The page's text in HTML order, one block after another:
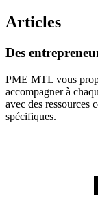
Articles
Des
PME MTL vous
accompagner à
avec des ressources
spécifiques.